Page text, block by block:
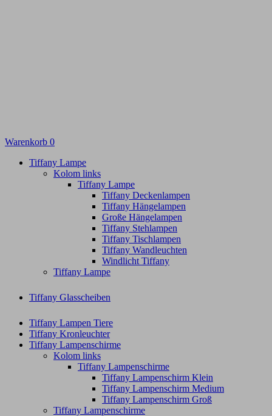
Warenkorb 0
Tiffany Lampe
Kolom links
Tiffany Lampe
Tiffany Deckenlampen
Tiffany Hängelampen
Große Hängelampen
Tiffany Stehlampen
Tiffany Tischlampen
Tiffany Wandleuchten
Windlicht Tiffany
Tiffany Lampe
Tiffany Glasscheiben
Tiffany Lampen Tiere
Tiffany Kronleuchter
Tiffany Lampenschirme
Kolom links
Tiffany Lampenschirme
Tiffany Lampenschirm Klein​
Tiffany Lampenschirm Medium
Tiffany Lampenschirm Groß​
Tiffany Lampenschirme